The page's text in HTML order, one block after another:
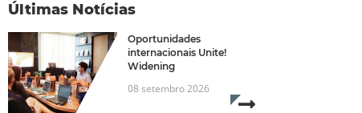
Últimas Notícias
Oportunidades
internacionais Unite!
Widening
08 setembro 2026
Read more...